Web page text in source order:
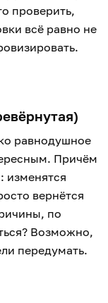
проверить,
всё равно не
равнодушное
Причём
изменятся
вернётся
по
Возможно,
передумать.